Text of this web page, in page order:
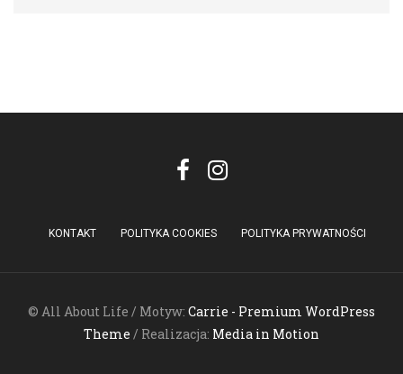
KONTAKT POLITYKA COOKIES POLITYKA PRYWATNOŚCI
© All About Life / Motyw: Carrie - Premium WordPress
Theme / Realizacja: Media in Motion